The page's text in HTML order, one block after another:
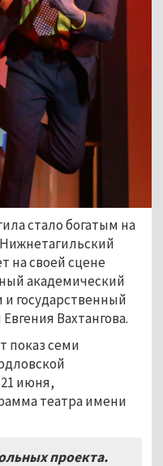
стало богатым на
на своей сцене
академический
государственный
Вахтангова.
показ семи
июня,
театра имени
проекта.